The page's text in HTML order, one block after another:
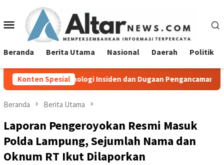
konten Menu
Mobile
Beranda Berita Utama Nasional Daerah Politik
Konten Spesial
Insiden dan Dugaan Pengancaman Antarwarga
Beranda Berita Utama
Laporan Pengeroyokan Resmi Masuk
Polda Lampung, Sejumlah Nama dan
Oknum RT Ikut Dilaporkan